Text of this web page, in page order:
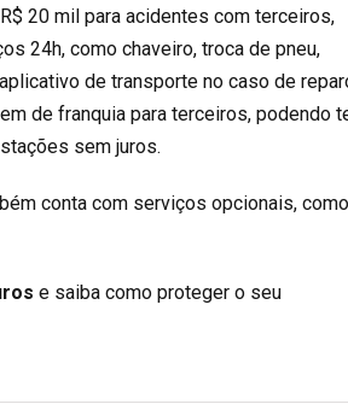
20 mil para acidentes com terceiros,
24h, como chaveiro, troca de pneu,
de transporte no caso de
de franquia para terceiros, podendo
sem juros.
conta com serviços opcionais, como
e saiba como proteger o seu